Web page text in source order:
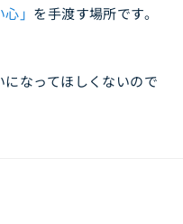
」 を手渡す場所です。
なってほしくないので